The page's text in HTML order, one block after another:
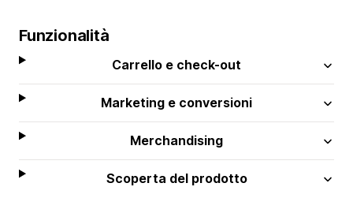
Funzionalità
Carrello e check-out
Marketing e conversioni
Merchandising
Scoperta del prodotto